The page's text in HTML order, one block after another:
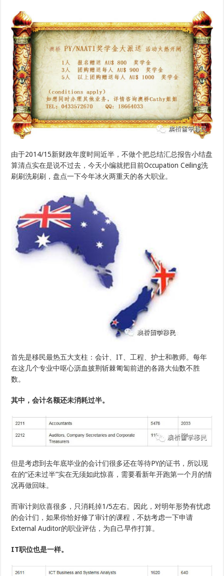
由于2014/15新财政年度时间近半，不做个把总结汇总报告小结盘
算清点实在是说不过去，今天小编就把目前Occupation Ceiling洗
刷刷洗刷刷，盘点一下今年冰火两重天的各大职业。
首先是移民最热五大支柱：会计、IT、工程、护士和教师。每年
在这几个专业中呕心沥血披荆斩棘匍匐前进的各路大仙数不胜
数。
其中，会计名额还未消耗过半。
但是考虑到去年底毕业的会计们很多还在等待PY的证书，所以现
在的“还未过半”实在无须如此惊喜，需要看新年开跑第一个月的情
况再做回味。
而审计则欣喜很多，只消耗掉1/5左右。因此，对明年形势有忧虑
的会计们，如果你恰好修了审计的课程，不妨考虑一下申请
External Auditor的职业评估，为自己早作打算。
IT职位也是一样。